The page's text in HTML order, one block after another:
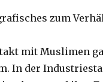
zum
mit Muslimen
In der